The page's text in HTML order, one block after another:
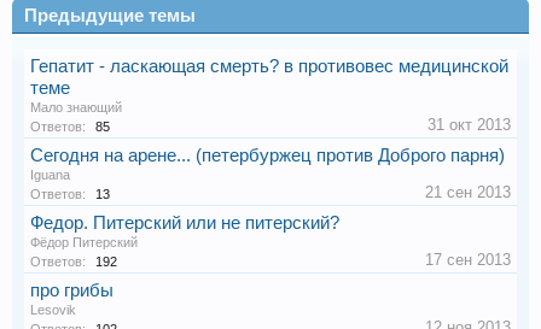
Предыдущие темы
Гепатит - ласкающая смерть? в противовес медицинской
теме
Мало знающий
Ответов:
85 31 окт 2013
Сегодня на арене... (петербуржец против Доброго парня)
Iguana
Ответов:
13 21 сен 2013
Федор. Питерский или не питерский?
Фёдор Питерский
Ответов:
192 17 сен 2013
про грибы
Lesovik